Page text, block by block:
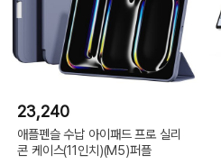
23,240
애플펜슬 수납 아이패드 프로 실리
콘 케이스(11인치)(M5)퍼플